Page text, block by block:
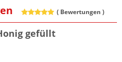
( Bewertungen )
gefüllt